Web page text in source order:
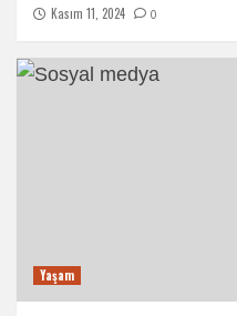
Kasım 11, 2024 0
Yaşam